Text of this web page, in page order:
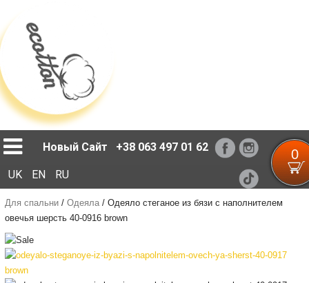
Новый Сайт +38 063 497 01 62 0
UK EN RU
Для спальни/ Одеяла/ Одеяло стеганое из бязи с наполнителем
овечья шерсть 40-0916 brown